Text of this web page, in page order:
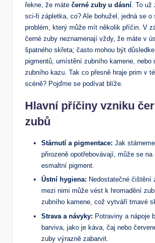
řekne, že máte černé zuby u dásní. To už
sci-fi zápletka, co? Ale bohužel, jedná se o
problém, který může mít několik příčin. V
černé zuby neznamenají vždy, že máte v
špatného skřeta; často mohou být
pigmentů, umístění zubního kamene, nebo
zubního kazu. Tak co přesně hraje prim v
scéně? Pojďme se podívat blíže.
Hlavní příčiny vzniku
zubů
Stárnutí a pigmentace: Jak
přirozeně opotřebovávají, může se na
esmaltní pigment.
Ústní hygiena: Nedostatečné čištění
mezi nimi může vést k hromadění
zubního kamene, což vytváří tmavé
Strava a návyky: Potraviny a nápoje
barviva, jako je káva, čaj nebo
zuby výrazně zabarvit.